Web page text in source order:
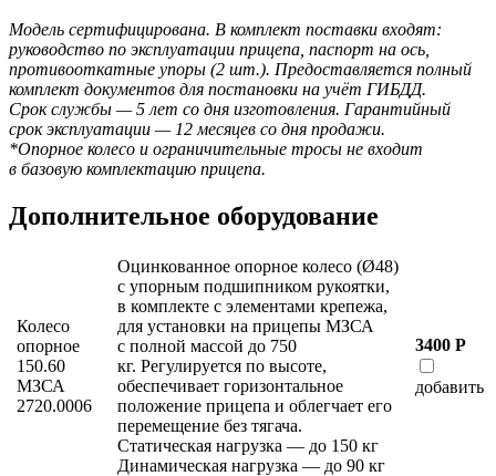
Модель сертифицирована. В комплект поставки входят:
руководство по эксплуатации прицепа, паспорт на ось,
противооткатные упоры (2 шт.). Предоставляется полный
комплект документов для постановки на учёт ГИБДД.
Срок службы — 5 лет со дня изготовления. Гарантийный
срок эксплуатации — 12 месяцев со дня продажи.
*Опорное колесо и ограничительные тросы не входит
в базовую комплектацию прицепа.
Дополнительное оборудование
Колесо
опорное
150.60
МЗСА
2720.0006
Оцинкованное опорное колесо (Ø48)
с упорным подшипником рукоятки,
в комплекте с элементами крепежа,
для установки на прицепы МЗСА
с полной массой до 750
кг. Регулируется по высоте,
обеспечивает горизонтальное
положение прицепа и облегчает его
перемещение без тягача.
Статическая нагрузка — до 150 кг
Динамическая нагрузка — до 90 кг
3400 Р
добавить